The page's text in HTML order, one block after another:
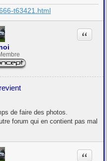
t63421.html
Citation
de faire des photos.
forum qui en contient pas mal
Citation